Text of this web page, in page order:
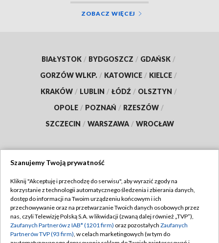
ZOBACZ WIĘCEJ
BIAŁYSTOK / BYDGOSZCZ / GDAŃSK /
GORZÓW WLKP. / KATOWICE / KIELCE /
KRAKÓW / LUBLIN / ŁÓDŹ / OLSZTYN /
OPOLE / POZNAŃ / RZESZÓW /
SZCZECIN / WARSZAWA / WROCŁAW
TVP
Abonament TVP
Emisja w TVP
Centrum informacji TVP
Regulamin TVP
Polityka prywatności
Szanujemy Twoją prywatność
Kliknij "Akceptuję i przechodzę do serwisu", aby wyrazić zgody na
korzystanie z technologii automatycznego śledzenia i zbierania danych,
dostęp do informacji na Twoim urządzeniu końcowym i ich
przechowywanie oraz na przetwarzanie Twoich danych osobowych przez
nas, czyli Telewizję Polską S.A. w likwidacji (zwaną dalej również „TVP”),
Zaufanych Partnerów z IAB* (1201 firm) oraz pozostałych Zaufanych
Partnerów TVP (93 firm), w celach marketingowych (w tym do